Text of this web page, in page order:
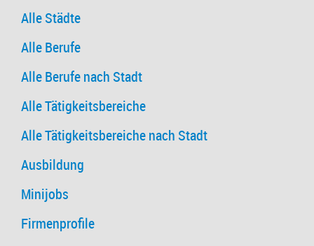
Alle Städte
Alle Berufe
Alle Berufe nach Stadt
Alle Tätigkeitsbereiche
Alle Tätigkeitsbereiche nach Stadt
Ausbildung
Minijobs
Firmenprofile